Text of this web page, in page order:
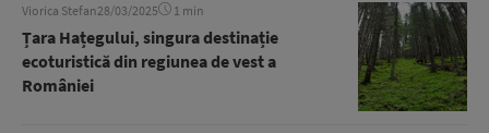
Viorica Stefan28/03/2025 1 min
Țara Hațegului, singura destinație
ecoturistică din regiunea de vest a
României